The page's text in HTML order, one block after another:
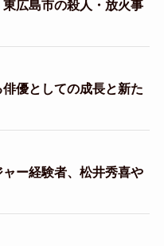
広島市の殺人・放火事
優としての成長と新た
ー経験者、松井秀喜や